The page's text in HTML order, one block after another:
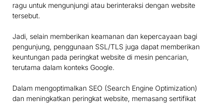
ragu untuk mengunjungi atau berinteraksi dengan website
tersebut.
Jadi, selain memberikan keamanan dan kepercayaan bagi
pengunjung, penggunaan SSL/TLS juga dapat memberikan
keuntungan pada peringkat website di mesin pencarian,
terutama dalam konteks Google.
Dalam mengoptimalkan SEO (Search Engine Optimization)
dan meningkatkan peringkat website, memasang sertifikat